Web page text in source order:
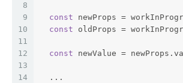
8
9
10
11
12
13
14
const newProps =
const oldProps =
const newValue =
  ...